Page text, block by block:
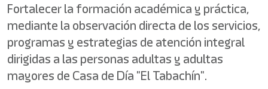
contenido.
Fortalecer la formación académica y práctica,
mediante la observación directa de los servicios,
programas y estrategias de atención integral
dirigidas a las personas adultas y adultas
mayores de Casa de Día "El Tabachín".